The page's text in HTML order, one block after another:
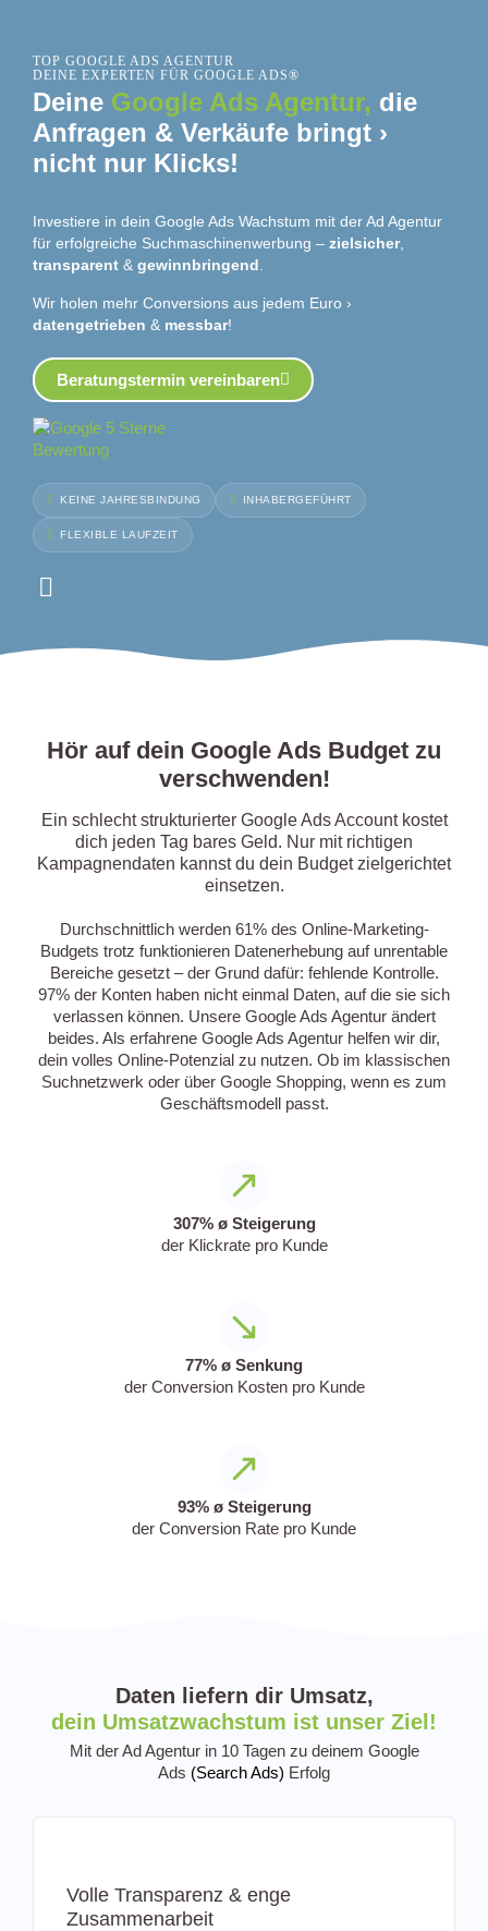
TOP GOOGLE ADS AGENTUR
DEINE EXPERTEN FÜR GOOGLE ADS®
Deine Google Ads Agentur, die
Anfragen & Verkäufe bringt ›
nicht nur Klicks!
Investiere in dein Google Ads Wachstum mit der Ad Agentur
für erfolgreiche Suchmaschinenwerbung – zielsicher,
transparent & gewinnbringend
Wir holen mehr Conversions aus jedem Euro ›
datengetrieben & messbar!
Beratungstermin vereinbaren
KEINE JAHRESBINDUNG INHABERGEFÜHRT
FLEXIBLE LAUFZEIT
Hör auf dein Google Ads Budget zu
verschwenden!
Ein schlecht strukturierter Google Ads Account kostet
dich jeden Tag bares Geld. Nur mit richtigen
Kampagnendaten kannst du dein Budget zielgerichtet
einsetzen.
Durchschnittlich werden 61% des Online-Marketing-
Budgets trotz funktionieren Datenerhebung auf unrentable
Bereiche gesetzt – der Grund dafür: fehlende Kontrolle.
97% der Konten haben nicht einmal Daten, auf die sie sich
verlassen können. Unsere Google Ads Agentur ändert
beides. Als erfahrene Google Ads Agentur helfen wir dir,
dein volles Online-Potenzial zu nutzen. Ob im klassischen
Suchnetzwerk oder über Google Shopping, wenn es zum
Geschäftsmodell passt.
307% ø Steigerung
der Klickrate pro Kunde
77% ø Senkung
der Conversion Kosten pro Kunde
93% ø Steigerung
der Conversion Rate pro Kunde
Daten liefern dir Umsatz,
dein Umsatzwachstum ist unser Ziel!
Mit der Ad Agentur in 10 Tagen zu deinem Google
Ads (Search Ads) Erfolg
Volle Transparenz & enge
Zusammenarbeit